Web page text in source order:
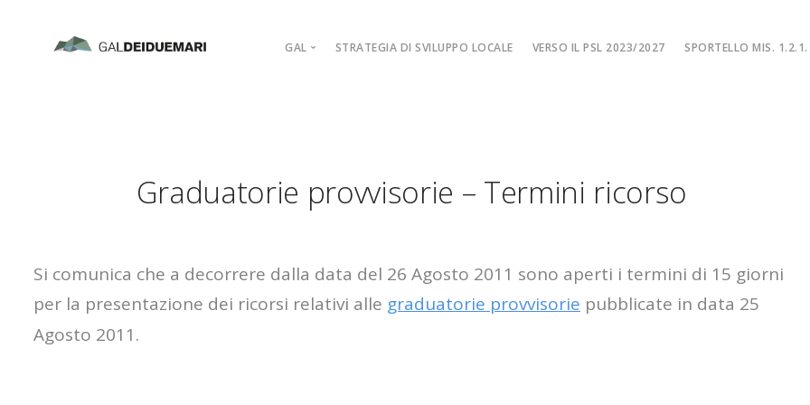
GAL
ORGANIGRAMMA
COMPAGINE SOCIALE
ADERISCI
STRATEGIA DI SVILUPPO LOCALE VERSO IL PSL 2023/2027 SPORTELLO MIS. 1.2.1.
Misura 1.2.1. –
Graduatorie provvisorie – Termini ricorso
Si comunica che a decorrere dalla data del 26 Agosto 2011 sono aperti i termini di 15 giorni
per la presentazione dei ricorsi relativi alle graduatorie provvisorie pubblicate in data 25
Agosto 2011.